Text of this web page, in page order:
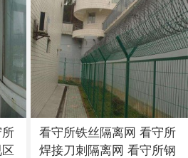
看守所铁丝隔离网 看守所
焊接刀刺隔离网 看守所钢